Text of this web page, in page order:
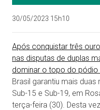
30/05/2023 15h10
Após conquistar três
nas disputas de duplas
dominar o topo do
Brasil garantiu mais
Sub-15 e Sub-19, em
terça-feira (30). Desta